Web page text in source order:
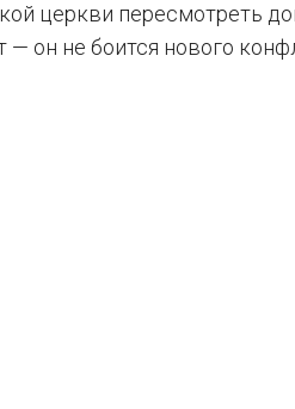
церкви пересмотреть
он не боится нового